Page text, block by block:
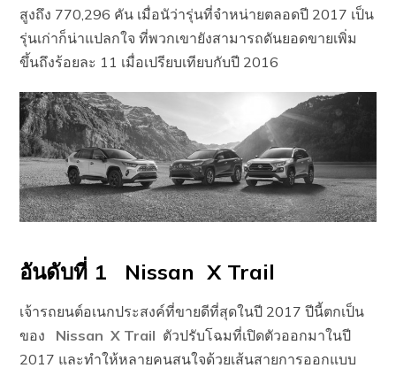
สูงถึง 770,296 คัน เมื่อนัว่ารุ่นที่จำหน่ายตลอดปี 2017 เป็น
รุ่นเก่าก็น่าแปลกใจ ที่พวกเขายังสามารถดันยอดขายเพิ่ม
ขึ้นถึงร้อยละ 11 เมื่อเปรียบเทียบกับปี 2016
อันดับที่ 1 Nissan X Trail
เจ้ารถยนต์อเนกประสงค์ที่ขายดีที่สุดในปี 2017 ปีนี้ตกเป็น
ของ Nissan X Trail ตัวปรับโฉมที่เปิดตัวออกมาในปี
2017 และทำให้หลายคนสนใจด้วยเส้นสายการออกแบบ